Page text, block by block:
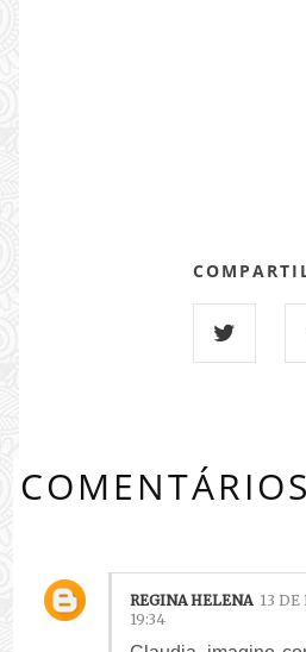
COMENTÁRIOS
REGINA HELENA 13 DE
19:34